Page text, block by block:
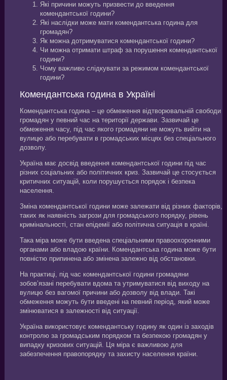
Які причини можуть призвести до введення
комендантської години?
Які наслідки може мати комендантська година для
громадян?
Як можна дотримуватися комендантської години?
Чи можна отримати штраф за порушення комендантської
години?
Чому важливо слідкувати за режимом комендантської
години?
Комендантська година в Україні
Комендантська година – це обмеження відтворювальній свободи
громадян у певний час на території держави. Зазвичай це
обмеження часу, під час якого громадяни не можуть вийти на
вулицю або перебувати в громадських місцях без спеціального
дозволу.
Україна має досвід введення комендантської години під час
різних соціальних або політичних криз. Зазвичай це стосується
критичних ситуацій, коли порушується порядок і безпека
населення.
Зміна комендантської години може залежати від різних факторів,
таких як наявність загрози для громадського порядку, рівень
кримінальності, стан епідемії або політична ситуація в країні.
Така міра може бути введена спеціальними правоохоронними
органами або владою країни. Комендантська година може бути
повністю припинена або змінена залежно від обстановки.
На практиці, під час комендантської години громадяни
зобов’язані перебувати вдома та утримуватися від виходу на
вулицю без вагомої причини або дозволу від влади. Такі
обмеження можуть бути введені на певний період, який може
змінюватися в залежності від ситуації.
Україна використовує комендантську годину як один із заходів
контролю за громадським порядком та безпекою громадян у
випадку кризових ситуацій. Ця міра є важливою для
забезпечення правопорядку та захисту населення країни.